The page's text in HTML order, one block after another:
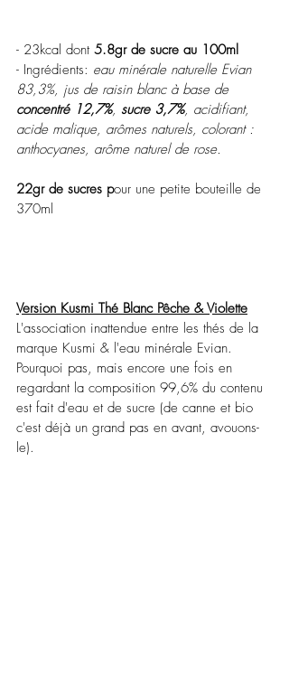
- 23kcal dont 5.8gr de sucre au 100ml
- Ingrédients: eau minérale naturelle Evian
83,3%, jus de raisin blanc à base de
concentré 12,7%, sucre 3,7%, acidifiant,
acide malique, arômes naturels, colorant :
anthocyanes, arôme naturel de rose.
22gr de sucres pour une petite bouteille de
370ml
Version Kusmi Thé Blanc Pêche & Violette
L'association inattendue entre les thés de la
marque Kusmi & l'eau minérale Evian.
Pourquoi pas, mais encore une fois en
regardant la composition 99,6% du contenu
est fait d'eau et de sucre (de canne et bio
c'est déjà un grand pas en avant, avouons-
le).